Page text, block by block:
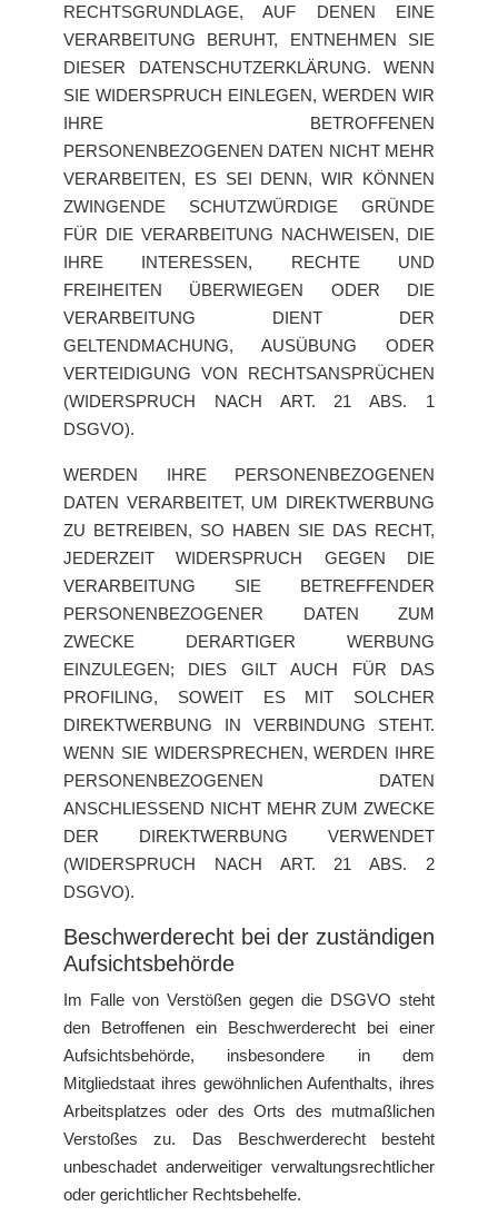
RECHTSGRUNDLAGE, AUF DENEN EINE
VERARBEITUNG BERUHT, ENTNEHMEN SIE
DIESER DATENSCHUTZERKLÄRUNG. WENN
SIE WIDERSPRUCH EINLEGEN, WERDEN WIR
IHRE BETROFFENEN
PERSONENBEZOGENEN DATEN NICHT MEHR
VERARBEITEN, ES SEI DENN, WIR KÖNNEN
ZWINGENDE SCHUTZWÜRDIGE GRÜNDE
FÜR DIE VERARBEITUNG NACHWEISEN, DIE
IHRE INTERESSEN, RECHTE UND
FREIHEITEN ÜBERWIEGEN ODER DIE
VERARBEITUNG DIENT DER
GELTENDMACHUNG, AUSÜBUNG ODER
VERTEIDIGUNG VON RECHTSANSPRÜCHEN
(WIDERSPRUCH NACH ART. 21 ABS. 1
DSGVO).
WERDEN IHRE PERSONENBEZOGENEN
DATEN VERARBEITET, UM DIREKTWERBUNG
ZU BETREIBEN, SO HABEN SIE DAS RECHT,
JEDERZEIT WIDERSPRUCH GEGEN DIE
VERARBEITUNG SIE BETREFFENDER
PERSONENBEZOGENER DATEN ZUM
ZWECKE DERARTIGER WERBUNG
EINZULEGEN; DIES GILT AUCH FÜR DAS
PROFILING, SOWEIT ES MIT SOLCHER
DIREKTWERBUNG IN VERBINDUNG STEHT.
WENN SIE WIDERSPRECHEN, WERDEN IHRE
PERSONENBEZOGENEN DATEN
ANSCHLIESSEND NICHT MEHR ZUM ZWECKE
DER DIREKTWERBUNG VERWENDET
(WIDERSPRUCH NACH ART. 21 ABS. 2
DSGVO).
Beschwerde­recht bei der zuständigen
Aufsichts­behörde
Im Falle von Verstößen gegen die DSGVO steht
den Betroffenen ein Beschwerderecht bei einer
Aufsichtsbehörde, insbesondere in dem
Mitgliedstaat ihres gewöhnlichen Aufenthalts, ihres
Arbeitsplatzes oder des Orts des mutmaßlichen
Verstoßes zu. Das Beschwerderecht besteht
unbeschadet anderweitiger verwaltungsrechtlicher
oder gerichtlicher Rechtsbehelfe.